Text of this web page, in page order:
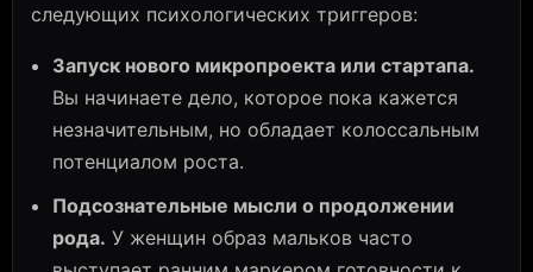
следующих психологических триггеров:
Запуск нового микропроекта или стартапа.
Вы начинаете дело, которое пока кажется
незначительным, но обладает колоссальным
потенциалом роста.
Подсознательные мысли о продолжении
рода. У женщин образ мальков часто